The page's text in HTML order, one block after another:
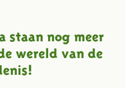
staan nog meer
wereld van de